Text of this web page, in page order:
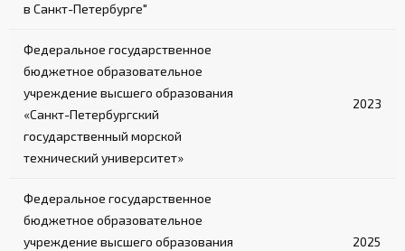
в Санкт-Петербурге"
Федеральное государственное
бюджетное образовательное
учреждение высшего образования
«Санкт-Петербургский
государственный морской
технический университет»
2023
Федеральное государственное
бюджетное образовательное
учреждение высшего образования
2025